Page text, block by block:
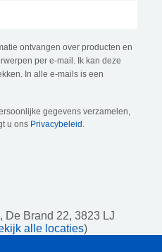
ontvangen over producten en
per e-mail. Ik kan deze
In alle e-mails is een
gegevens verzamelen,
u ons Privacybeleid .
De Brand 22, 3823 LJ
alle locaties)